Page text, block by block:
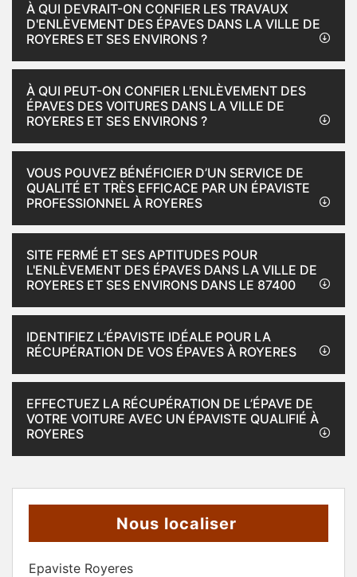
À QUI DEVRAIT-ON CONFIER LES TRAVAUX
D'ENLÈVEMENT DES ÉPAVES DANS LA VILLE DE
ROYERES ET SES ENVIRONS ?
À QUI PEUT-ON CONFIER L'ENLÈVEMENT DES
ÉPAVES DES VOITURES DANS LA VILLE DE
ROYERES ET SES ENVIRONS ?
VOUS POUVEZ BÉNÉFICIER D’UN SERVICE DE
QUALITÉ ET TRÈS EFFICACE PAR UN ÉPAVISTE
PROFESSIONNEL À ROYERES
SITE FERMÉ ET SES APTITUDES POUR
L'ENLÈVEMENT DES ÉPAVES DANS LA VILLE DE
ROYERES ET SES ENVIRONS DANS LE 87400
IDENTIFIEZ L’ÉPAVISTE IDÉALE POUR LA
RÉCUPÉRATION DE VOS ÉPAVES À ROYERES
EFFECTUEZ LA RÉCUPÉRATION DE L’ÉPAVE DE
VOTRE VOITURE AVEC UN ÉPAVISTE QUALIFIÉ À
ROYERES
Nous localiser
Epaviste Royeres